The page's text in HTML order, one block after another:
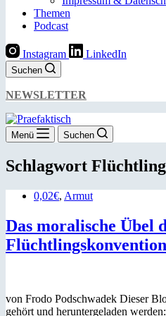
Themen
Podcast
Instagram LinkedIn
Suchen
NEWSLETTER
Menü Suchen
Schlagwort
0,02€, Armut
Das moralische Übel
Flüchtlingskonvention
von Frodo Podschwadek Dieser
gehört und heruntergeladen